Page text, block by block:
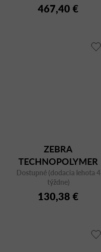
467,40 €
ZEBRA
TECHNOPOLYMER
2616
Dostupné (dodacia lehota 4
týždne)
130,38 €